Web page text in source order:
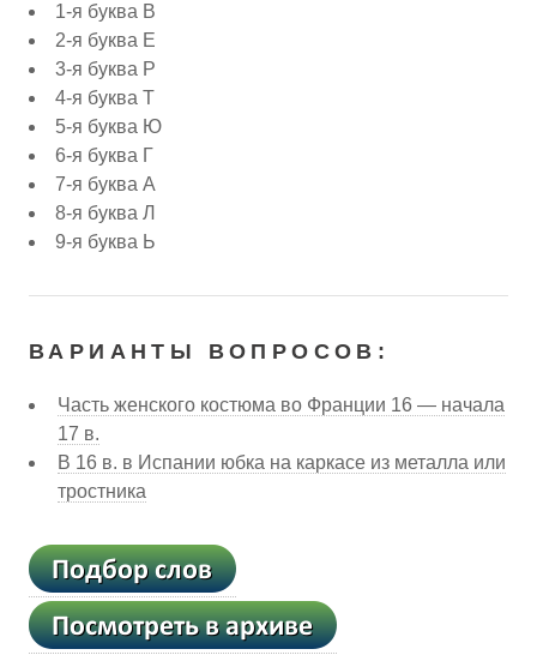
1-я буква В
2-я буква Е
3-я буква Р
4-я буква Т
5-я буква Ю
6-я буква Г
7-я буква А
8-я буква Л
9-я буква Ь
ВАРИАНТЫ ВОПРОСОВ:
Часть женского костюма во Франции 16 — начала
17 в.
В 16 в. в Испании юбка на каркасе из металла или
тростника